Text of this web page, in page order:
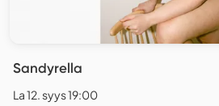
Sandyrella
La 12. syys 19:00